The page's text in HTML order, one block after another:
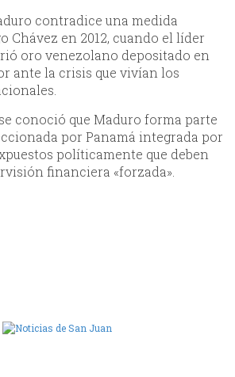
contradice una medida
Chávez en 2012, cuando el líder
oro venezolano depositado en
ante la crisis que vivían los
conoció que Maduro forma parte
por Panamá integrada por
políticamente que deben
financiera «forzada».